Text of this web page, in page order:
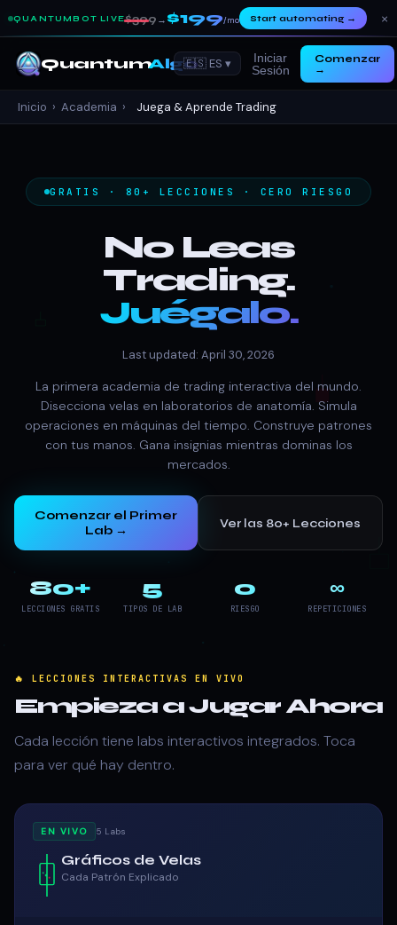
QUANTUMBOT LIVE$399 → $199/mo Start automating→ ×
QuantumAlgo🇪🇸 ES ▾
Iniciar
Sesión
Comenzar
→
Inicio › Academia › Juega & Aprende Trading
GRATIS · 80+ LECCIONES · CERO RIESGO
No Leas
Trading.
Juégalo.
Last updated: April 30, 2026
La primera academia de trading interactiva del mundo.
Disecciona velas en laboratorios de anatomía. Simula
operaciones en máquinas del tiempo. Construye patrones
con tus manos. Gana insignias mientras dominas los
mercados.
Comenzar el Primer
Lab →
Ver las 80+ Lecciones
80+
LECCIONES GRATIS
5
TIPOS DE LAB
0
RIESGO
∞
REPETICIONES
🔥 LECCIONES INTERACTIVAS EN VIVO
Empieza a Jugar Ahora
Cada lección tiene labs interactivos integrados. Toca
para ver qué hay dentro.
EN VIVO 5 Labs
Gráficos de Velas
Cada Patrón Explicado